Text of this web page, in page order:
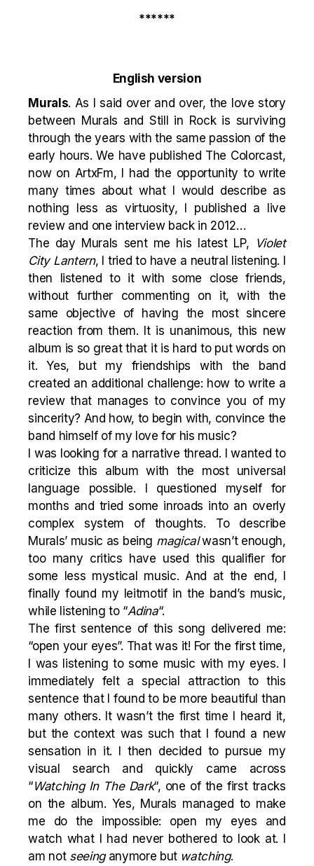
******
English version
Murals. As I said overand over, the love story
between Murals and Still in Rock is surviving
through the years with the same passion of the
early hours. We have published The Colorcast,
now on ArtxFm, I had the opportunity to write
many times about what I would describe as
nothing less as virtuosity, I published a
live
reviewand one interviewback in 2012…
The day Murals sent me his latest LP, Violet
City Lantern, I tried to have a neutral listening. I
then listened to it with some close friends,
without further commenting on it, with the
same objective of having the most sincere
reaction from them. It is unanimous, this new
album is so great that it is hard to put words on
it. Yes, but my friendships with the band
created an additional challenge: how towrite a
review that manages to convince you of my
sincerity? And how, to begin with, convince the
band himself of my love for his music?
I was looking for a narrative thread. I wanted to
criticize this album with the most universal
language possible. I questioned myself for
months and tried some inroads into an overly
complex system of thoughts. To describe
Murals’ music as being magicalwasn’t enough,
too many critics have used this qualifier for
some less mystical music. And at the end, I
finally found my leitmotif in the band’s music,
while listening to “Adina“.
The first sentence of this song delivered me:
“open your eyes”. That was it! For the first time,
I was listening to some music with my eyes. I
immediately felt a special attraction to this
sentence that I found to be more beautiful than
many others. It wasn’t the first time I heard it,
but the context was such that I found a new
sensation in it. I then decided to pursue my
visual search and quickly came across
“Watching In The Dark“, one of the first tracks
on the album. Yes, Murals managed to make
me do the impossible: open my eyes and
watch what I had never bothered to look at. I
am not seeing anymore but watching.